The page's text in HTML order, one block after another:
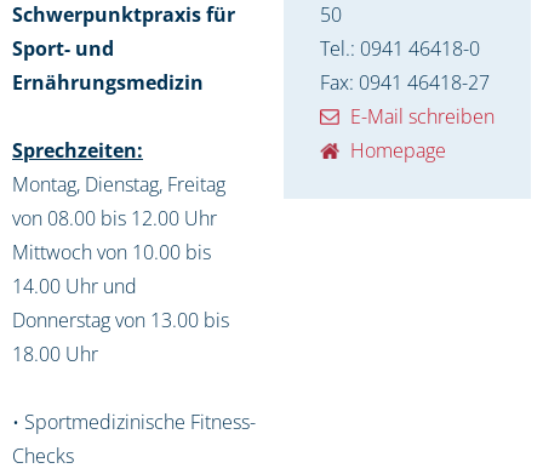
Schwerpunktpraxis für
Sport- und
Ernährungsmedizin
Sprechzeiten:
Montag, Dienstag, Freitag
von 08.00 bis 12.00 Uhr
Mittwoch von 10.00 bis
14.00 Uhr und
Donnerstag von 13.00 bis
18.00 Uhr
• Sportmedizinische Fitness-
Checks
50
Tel.: 0941 46418-0
Fax: 0941 46418-27
E-Mail schreiben
Homepage